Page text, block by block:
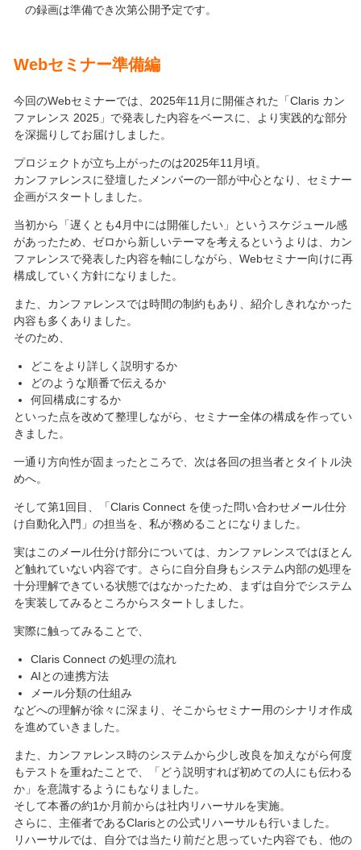
の録画は準備でき次第公開予定です。
Webセミナー準備編
今回のWebセミナーでは、2025年11月に開催された「Claris カン
ファレンス 2025」で発表した内容をベースに、より実践的な部分
を深掘りしてお届けしました。
プロジェクトが立ち上がったのは2025年11月頃。
カンファレンスに登壇したメンバーの一部が中心となり、セミナー
企画がスタートしました。
当初から「遅くとも4月中には開催したい」というスケジュール感
があったため、ゼロから新しいテーマを考えるというよりは、カン
ファレンスで発表した内容を軸にしながら、Webセミナー向けに再
構成していく方針になりました。
また、カンファレンスでは時間の制約もあり、紹介しきれなかった
内容も多くありました。
そのため、
どこをより詳しく説明するか
どのような順番で伝えるか
何回構成にするか
といった点を改めて整理しながら、セミナー全体の構成を作ってい
きました。
一通り方向性が固まったところで、次は各回の担当者とタイトル決
めへ。
そして第1回目、「Claris Connect を使った問い合わせメール仕分
け自動化入門」の担当を、私が務めることになりました。
実はこのメール仕分け部分については、カンファレンスではほとん
ど触れていない内容です。さらに自分自身もシステム内部の処理を
十分理解できている状態ではなかったため、まずは自分でシステム
を実装してみるところからスタートしました。
実際に触ってみることで、
Claris Connect の処理の流れ
AIとの連携方法
メール分類の仕組み
などへの理解が徐々に深まり、そこからセミナー用のシナリオ作成
を進めていきました。
また、カンファレンス時のシステムから少し改良を加えながら何度
もテストを重ねたことで、「どう説明すれば初めての人にも伝わる
か」を意識するようにもなりました。
そして本番の約1か月前からは社内リハーサルを実施。
さらに、主催者であるClarisとの公式リハーサルも行いました。
リハーサルでは、自分では当たり前だと思っていた内容でも、他の